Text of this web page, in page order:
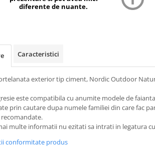
diferente de nuante.
Caracteristici
exterior tip ciment, Nordic Outdoor
este compatibila cu anumite modele de
prin cautare dupa numele familiei din care fac
multe informatii nu ezitati sa intrati in legatura
conformitate produs